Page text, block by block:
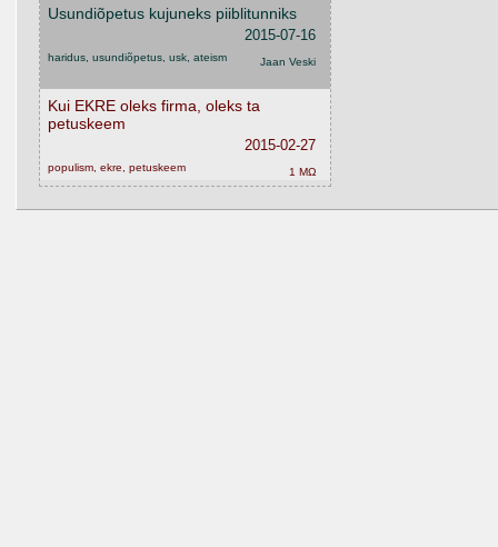
Usundiõpetus kujuneks piiblitunniks
2015-07-16
haridus, usundiõpetus, usk, ateism Jaan Veski
Kui EKRE oleks firma, oleks ta
petuskeem
2015-02-27
populism, ekre, petuskeem 1 MΩ